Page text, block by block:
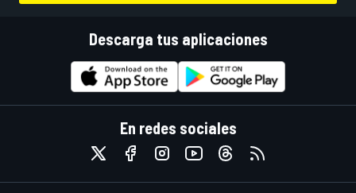
Descarga tus aplicaciones
En redes sociales